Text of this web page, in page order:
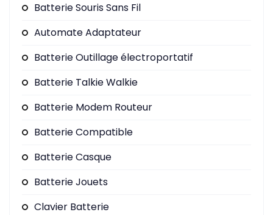
Batterie Souris Sans Fil
Automate Adaptateur
Batterie Outillage électroportatif
Batterie Talkie Walkie
Batterie Modem Routeur
Batterie Compatible
Batterie Casque
Batterie Jouets
Clavier Batterie